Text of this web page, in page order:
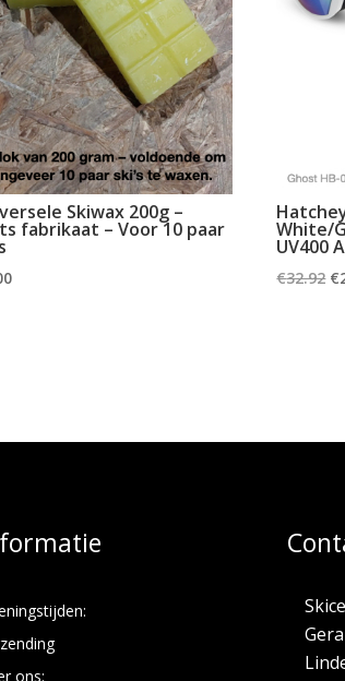
Skiwax 200g –
fabrikaat – Voor 10 paar White/
UV400
€32.92 €
ons: